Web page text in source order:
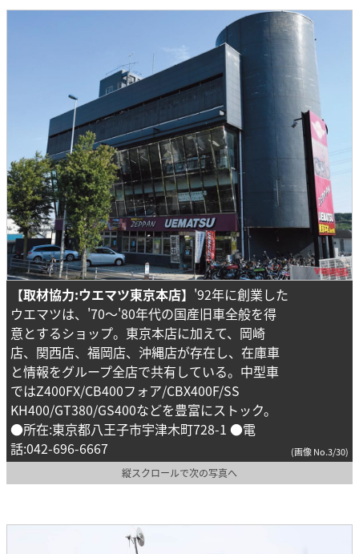
【取材協力:ウエマツ東京本店】 '92年に創業した
ウエマツは、'70～'80年代の国産旧車全般を得
意とするショップ。東京本店に加えて、岡崎
店、関西店、福岡店、沖縄店が存在し、在庫車
と情報をグループ全店で共有している。中型車
ではZ400FX/CB400フォア/CBX400F/SS
KH400/GT380/GS400などを豊富にストック。
●所在:東京都八王子市宇津木町728-1 ●電
話:042-696-6667
(画像 No.3/30)
縦スクロールで次の写真へ